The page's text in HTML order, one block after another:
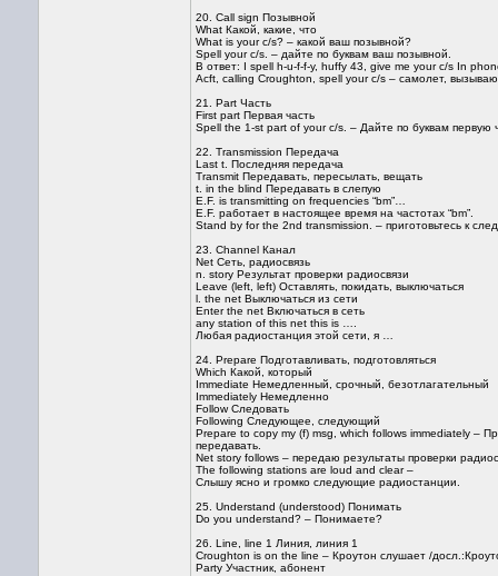
20. Call sign Позывной
What Какой, какие, что
What is your c/s? – какой ваш позывной?
Spell your c/s. – дайте по буквам ваш позывной.
В ответ: I spell h-u-f-f-y, huffy 43, give me your c/s In
Acft, calling Croughton, spell your c/s – самолет,
21. Part Часть
First part Первая часть
Spell the 1-st part of your c/s. – Дайте по буквам первую
22. Transmission Передача
Last t. Последняя передача
Transmit Передавать, пересылать, вещать
t. in the blind Передавать в слепую
E.F. is transmitting on frequencies “bm”…
E.F. работает в настоящее время на частотах “bm”.
Stand by for the 2nd transmission. – приготовьтесь к
23. Channel Канал
Net Сеть, радиосвязь
n. story Результат проверки радиосвязи
Leave (left, left) Оставлять, покидать, выключаться
l. the net Выключаться из сети
Enter the net Включаться в сеть
any station of this net this is ….
Любая радиостанция этой сети, я …
24. Prepare Подготавливать, подготовляться
Which Какой, который
Immediate Немедленный, срочный, безотлагательный
Immediately Немедленно
Follow Следовать
Following Следующее, следующий
Prepare to copy my (f) msg, which follows immediately –
передавать.
Net story follows – передаю результаты проверки
The following stations are loud and clear –
Слышу ясно и громко следующие радиостанции.
25. Understand (understood) Понимать
Do you understand? – Понимаете?
26. Line, line 1 Линия, линия 1
Croughton is on the line – Кроутон слушает /
Party Участник, абонент